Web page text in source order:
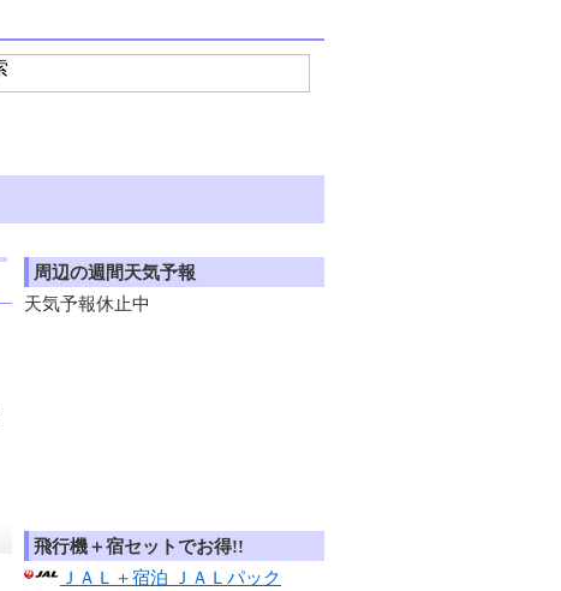
周辺の週間天気予報
天気予報休止中
飛行機＋宿セットでお得!!
ＪＡＬ＋宿泊 ＪＡＬパック